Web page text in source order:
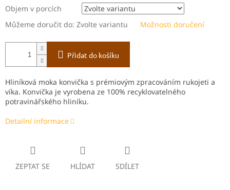
Objem v⁠ porcích
Můžeme doručit do: Zvolte variantu Možnosti doručení
Přidat do košíku
Hliníková moka konvička s prémiovým zpracováním rukojeti a
víka. Konvička je vyrobena ze 100% recyklovatelného
potravinářského hliníku.
Detailní informace
ZEPTAT SE HLÍDAT SDÍLET